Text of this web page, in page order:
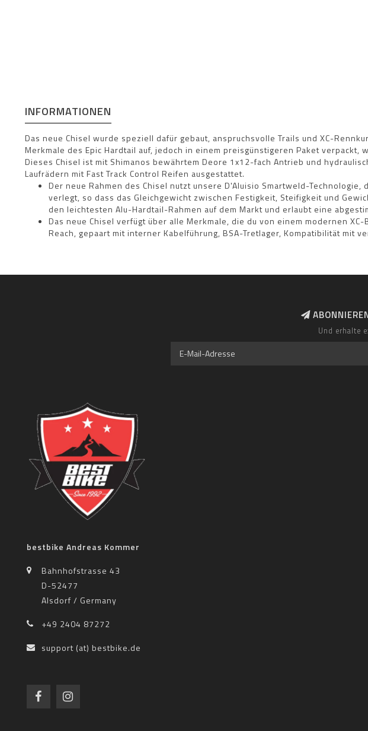
INFORMATIONEN
Das neue Chisel wurde speziell dafür gebaut, anspruchsvolle Trails und XC-
Merkmale des Epic Hardtail auf, jedoch in einem preisgünstigeren Paket
Dieses Chisel ist mit Shimanos bewährtem Deore 1x12-fach Antrieb und
Laufrädern mit Fast Track Control Reifen ausgestattet.
Der neue Rahmen des Chisel nutzt unsere D'Aluisio Smartweld-
verlegt, so dass das Gleichgewicht zwischen Festigkeit, Steifigkeit und
den leichtesten Alu-Hardtail-Rahmen auf dem Markt und erlaubt eine
Das neue Chisel verfügt über alle Merkmale, die du von einem modernen
Reach, gepaart mit interner Kabelführung, BSA-Tretlager, Kompatibilität mit
Und erhalte
bestbike Andreas Kommer
Bahnhofstrasse 43
D-52477
Alsdorf / Germany
+49 2404 87272
support (at) bestbike.de